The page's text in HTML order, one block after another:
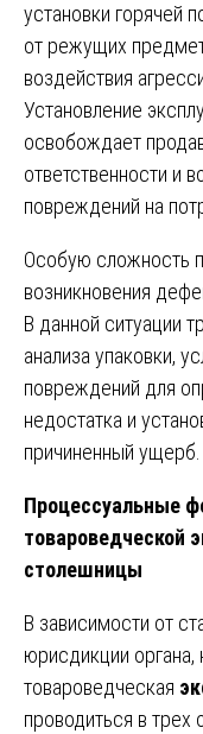
установки горячей
от режущих
воздействия
Установление
освобождает
ответственности и
повреждений на
Особую сложность
возникновения
В данной ситуации
анализа упаковки,
повреждений для
недостатка и
причиненный ущерб.
Процессуальные
товароведческой
столешницы
В зависимости от
юрисдикции
товароведческая
проводиться в